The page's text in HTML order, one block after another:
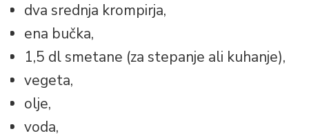
dva srednja krompirja,
ena bučka,
1,5 dl smetane (za stepanje ali kuhanje),
vegeta,
olje,
voda,